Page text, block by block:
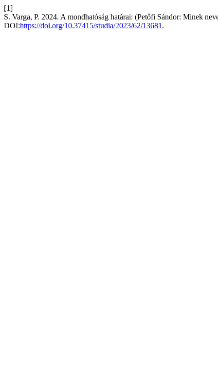
[1]
S. Varga, P. 2024. A mondhatóság határai: (Petőfi Sándor: Minek
DOI:https://doi.org/10.37415/studia/2023/62/13681 .